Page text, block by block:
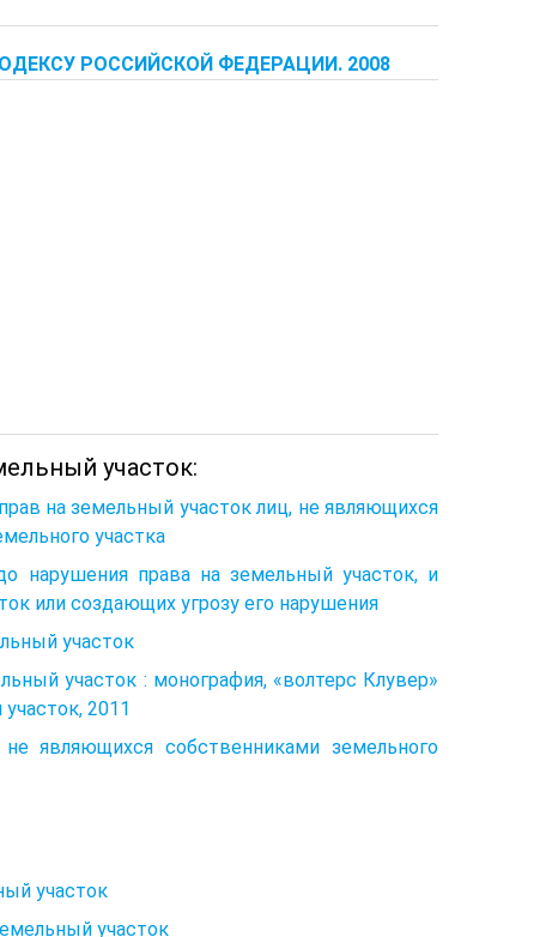
РОССИЙСКОЙ ФЕДЕРАЦИИ. 2008
участок:
на земельный участок лиц, не являющихся
участка
нарушения права на земельный участок, и
или создающих угрозу его нарушения
участок
участок : монография, «волтерс Клувер»
2011
являющихся собственниками земельного
участок
участок